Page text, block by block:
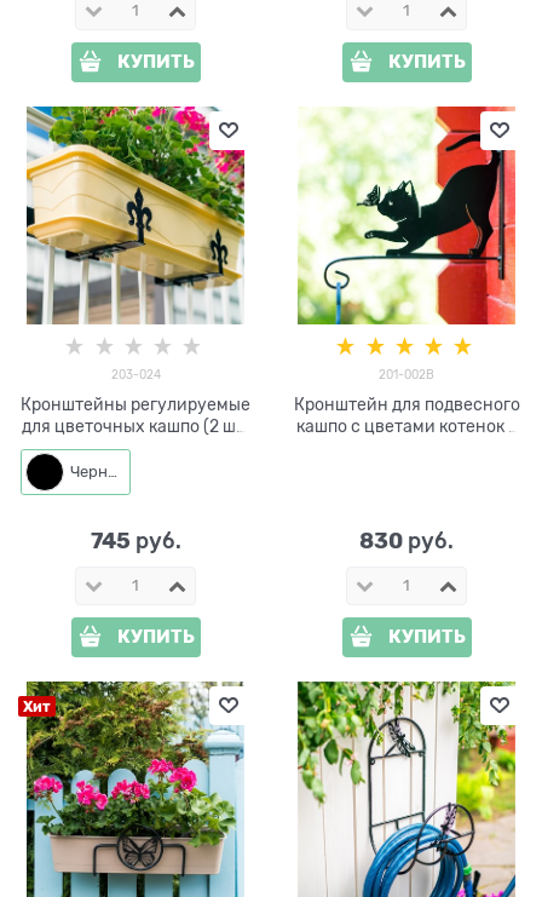
КУПИТЬ КУПИТЬ
203-024
Кронштейны регулируемые
для цветочных кашпо (2 шт)
203-024
Черный
745 руб.
КУПИТЬ
201-002B
Кронштейн для подвесного
кашпо с цветами котенок с
830 руб.
КУПИТЬ
Хит